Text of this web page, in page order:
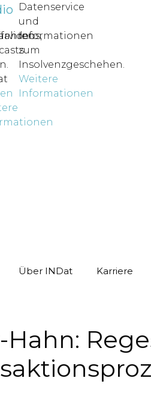
Datenservice
und
Informationen
zum
Insolvenzgeschehen.
Weitere
Informationen
Über INDat Karriere